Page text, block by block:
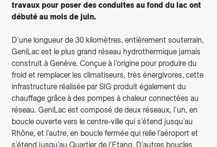
travaux pour poser des conduites au fond du lac ont
débuté au mois de juin.
D’une longueur de 30 kilomètres, entièrement souterrain,
GeniLac est le plus grand réseau hydrothermique jamais
construit à Genève. Conçue à l’origine pour produire du
froid et remplacer les climatiseurs, très énergivores, cette
infrastructure réalisée par SIG produit également du
chauffage grâce à des pompes à chaleur connectées au
réseau. GeniLac est composé de deux réseaux, l’un, en
boucle ouverte vers le centre-ville qui s’étend jusqu’au
Rhône, et l’autre, en boucle fermée qui relie l’aéroport et
s’étend jusqu’au Quartier de l’Etang. D’autres boucles